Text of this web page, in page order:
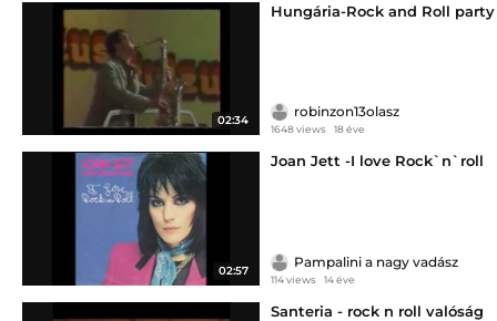
02:34
Hungária-Rock and Roll party
robinzon13olasz
1648 views 18 éve
02:57
Joan Jett -I love Rock`n`roll
Pampalini a nagy vadász
114 views 14 éve
Santeria - rock n roll valóság